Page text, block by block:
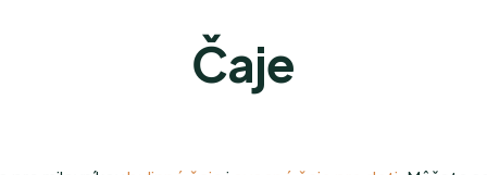
Čaje